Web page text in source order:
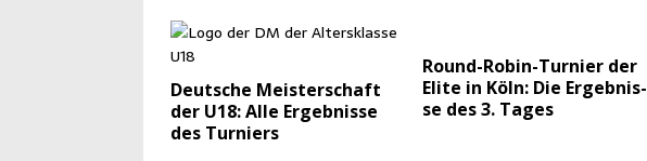
Deut­sche Meis­ter­schaft
der U18: Alle Ergeb­nis­se
des Turniers
Round-Robin-Tur­nier der
Eli­te in Köln: Die Ergeb­nis­
se des 3. Tages